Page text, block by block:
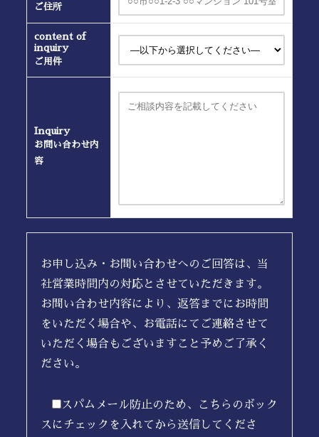
ご住所
content of
inquiry
ご用件
Inquiry
お問い合わせ内
容
お申し込み・お問い合わせへのご回答は、当
社営業時間内の対応とさせていただきます。
お問い合わせ内容により、返答までにお時間
をいただく場合や、お電話にてご連絡させて
いただく場合もございますこと予めご了承く
ださい。
スパムメール防止のため、こちらのボック
スにチェックを入れてから送信してくださ